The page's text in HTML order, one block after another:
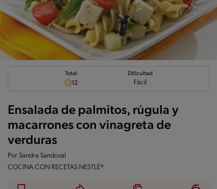
Total
12
Dificultad
Fácil
Ensalada de palmitos, rúgula y
macarrones con vinagreta de
verduras
Por Sandra Sandoval
COCINA CON RECETAS NESTLÉ®